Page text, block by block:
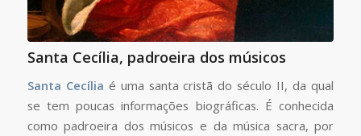
Santa Cecília, padroeira dos músicos
Santa Cecília é uma santa cristã do século II, da qual
se tem poucas informações biográficas. É conhecida
como padroeira dos músicos e da música sacra, por